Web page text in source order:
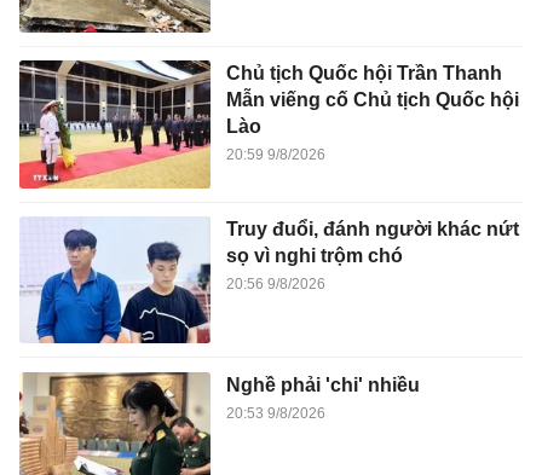
Chủ tịch Quốc hội Trần Thanh
Mẫn viếng cố Chủ tịch Quốc hội
Lào
20:59 9/8/2026
Truy đuổi, đánh người khác nứt
sọ vì nghi trộm chó
20:56 9/8/2026
Nghề phải 'chi' nhiều
20:53 9/8/2026